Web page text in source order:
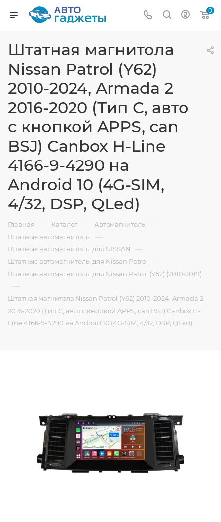
0
Штатная магнитола
Nissan Patrol (Y62)
2010-2024, Armada 2
2016-2020 (Тип C, авто
с кнопкой APPS, can
BSJ) Canbox H-Line
4166-9-4290 на
Android 10 (4G-SIM,
4/32, DSP, QLed)
Главная — Каталог — Автомагнитолы —
Штатные автомагнитолы —
Штатные автомагнитолы для NISSAN —
Штатные автомагнитолы для Nissan Patrol —
Штатные автомагнитолы для Nissan Patrol (Y62) (2010-2019)
—
Штатная магнитола Nissan Patrol (Y62) 2010-2024, Armada 2
2016-2020 (Тип C, авто с кнопкой APPS, can BSJ) Canbox H-
Line 4166-9-4290 на Android 10 (4G-SIM, 4/32, DSP, QLed)